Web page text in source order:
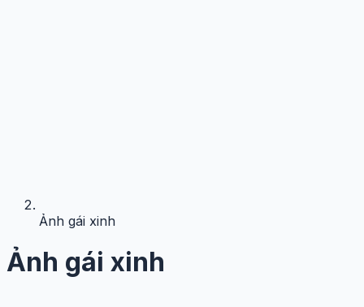
Ảnh gái xinh
Ảnh gái xinh